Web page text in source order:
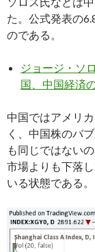
た。公式発表の
のである。
ジョージ・ソ
国、中国経済
中国ではアメリ
く、中国株のバ
も同じではない
市場よりも下落
いる状態である。